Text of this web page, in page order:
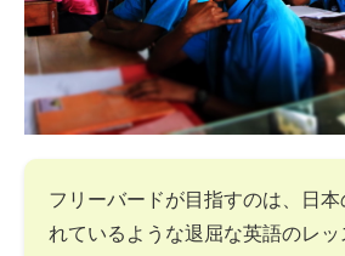
フリーバードが目指すのは、日
れているような退屈な英語のレ